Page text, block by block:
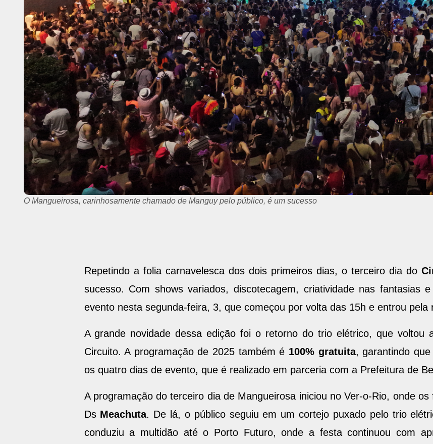
O Mangueirosa, carinhosamente chamado de Manguy pelo público, é um sucesso
Repetindo a folia carnavelesca dos dois primeiros dias, o terceiro dia do
sucesso. Com shows variados, discotecagem, criatividade nas
evento nesta segunda-feira, 3, que começou por volta das 15h e entrou pela
A grande novidade dessa edição foi o retorno do trio elétrico, que voltou
Circuito. A programação de 2025 também é 100% gratuita, garantindo
os quatro dias de evento, que é realizado em parceria com a Prefeitura de
A programação do terceiro dia de Mangueirosa iniciou no Ver-o-Rio, onde
Ds Meachuta. De lá, o público seguiu em um cortejo puxado pelo trio
conduziu a multidão até o Porto Futuro, onde a festa continuou com